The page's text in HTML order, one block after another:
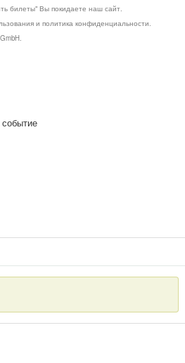
билеты" Вы покидаете наш сайт.
и политика конфиденциальности.
событие